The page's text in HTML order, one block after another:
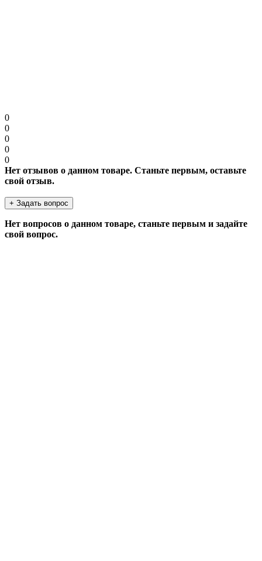
0
0
0
0
0
Нет отзывов о данном товаре. Станьте первым, оставьте
свой отзыв.
+ Задать вопрос
Нет вопросов о данном товаре, станьте первым и задайте
свой вопрос.